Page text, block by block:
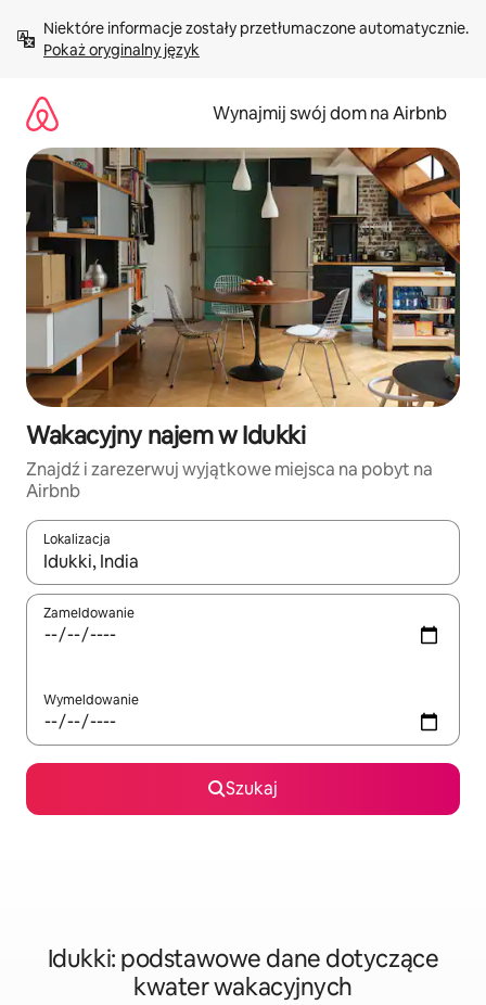
treści Pokaż oryginalny język
Wynajmij swój dom na Airbnb
Wakacyjny najem w Idukki
Znajdź i zarezerwuj wyjątkowe miejsca na pobyt na
Airbnb
Lokalizacja
Gdy wyniki będą dostępne, możesz poruszać się po nich za
Zameldowanie
Wymeldowanie
Szukaj
Idukki: podstawowe dane dotyczące
kwater wakacyjnych